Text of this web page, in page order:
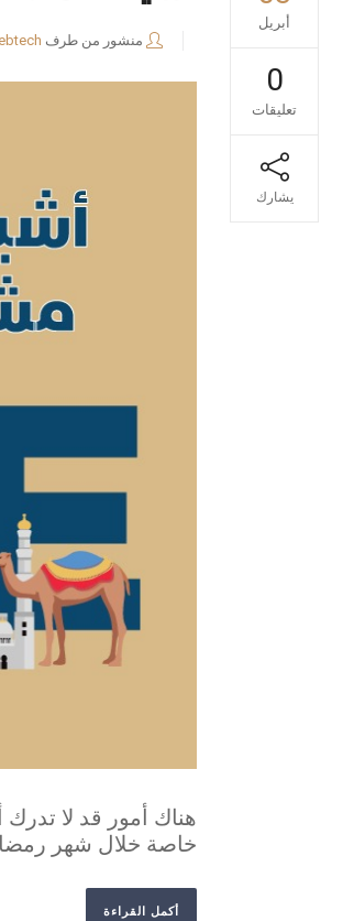
أبريل
0
تعليقات
يشارك
منشور من طرف
هناك أمور قد لا
خاصة خلال شهر
أكمل القراءة